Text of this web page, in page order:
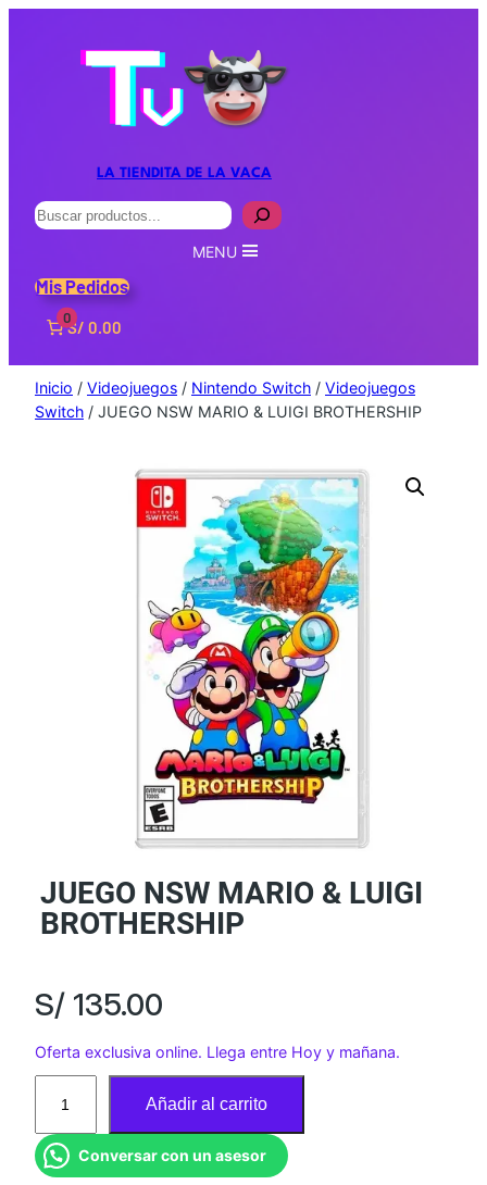
LA TIENDITA DE LA VACA
Buscar
MENU
Mis Pedidos
0
S/ 0.00
Inicio / Videojuegos / Nintendo Switch / Videojuegos
Switch / JUEGO NSW MARIO & LUIGI BROTHERSHIP
JUEGO NSW MARIO & LUIGI
BROTHERSHIP
S/ 135.00
Oferta exclusiva online. Llega entre Hoy y mañana.
E
G
Añadir al carrito
Conversar con un asesor